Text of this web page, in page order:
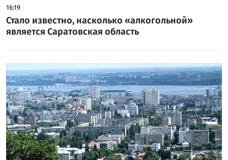
16:19
Стало известно, насколько «алкогольной»
является Саратовская область